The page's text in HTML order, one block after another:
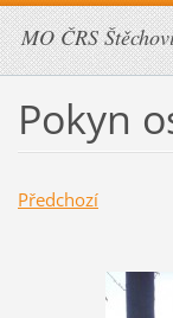
MO ČRS
Pokyn
Předchozí